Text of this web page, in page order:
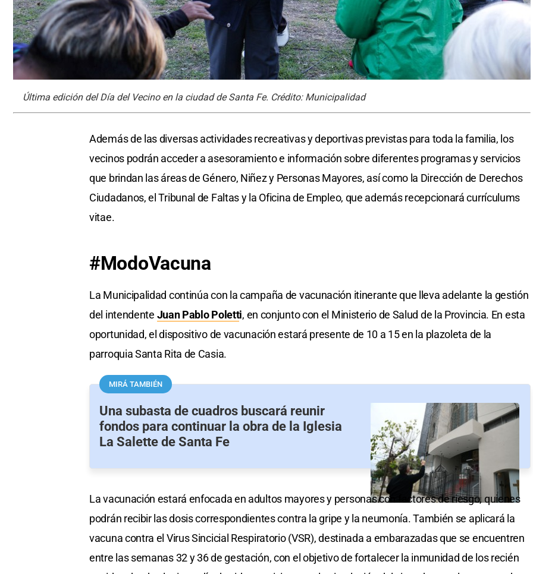
Última edición del Día del Vecino en la ciudad de Santa Fe. Crédito: Municipalidad
Además de las diversas actividades recreativas y deportivas previstas para toda la familia, los
vecinos podrán acceder a asesoramiento e información sobre diferentes programas y servicios
que brindan las áreas de Género, Niñez y Personas Mayores, así como la Dirección de Derechos
Ciudadanos, el Tribunal de Faltas y la Oficina de Empleo, que además recepcionará currículums
vitae.
#ModoVacuna
La Municipalidad continúa con la campaña de vacunación itinerante que lleva adelante la gestión
del intendente Juan Pablo Poletti, en conjunto con el Ministerio de Salud de la Provincia. En esta
oportunidad, el dispositivo de vacunación estará presente de 10 a 15 en la plazoleta de la
parroquia Santa Rita de Casia.
MIRÁ TAMBIÉN
Una subasta de cuadros buscará reunir
fondos para continuar la obra de la Iglesia
La Salette de Santa Fe
La vacunación estará enfocada en adultos mayores y personas con factores de riesgo, quienes
podrán recibir las dosis correspondientes contra la gripe y la neumonía. También se aplicará la
vacuna contra el Virus Sincicial Respiratorio (VSR), destinada a embarazadas que se encuentren
entre las semanas 32 y 36 de gestación, con el objetivo de fortalecer la inmunidad de los recién